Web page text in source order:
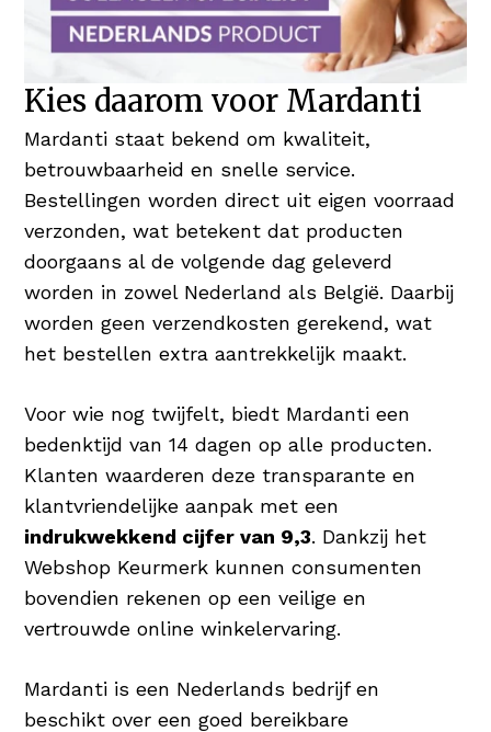
Kies daarom voor Mardanti
Mardanti staat bekend om kwaliteit,
betrouwbaarheid en snelle service.
Bestellingen worden direct uit eigen voorraad
verzonden, wat betekent dat producten
doorgaans al de volgende dag geleverd
worden in zowel Nederland als België. Daarbij
worden geen verzendkosten gerekend, wat
het bestellen extra aantrekkelijk maakt.
Voor wie nog twijfelt, biedt Mardanti een
bedenktijd van 14 dagen op alle producten.
Klanten waarderen deze transparante en
klantvriendelijke aanpak met een
indrukwekkend cijfer van 9,3. Dankzij het
Webshop Keurmerk kunnen consumenten
bovendien rekenen op een veilige en
vertrouwde online winkelervaring.
Mardanti is een Nederlands bedrijf en
beschikt over een goed bereikbare